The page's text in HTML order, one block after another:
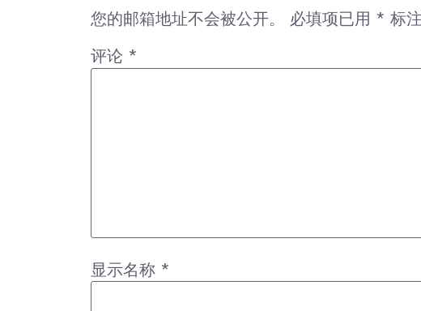
您的邮箱地址不会被公开。 必填项已用 * 标
评论 *
显示名称 *